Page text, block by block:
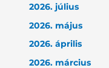
2026. július
2026. május
2026. április
2026. március